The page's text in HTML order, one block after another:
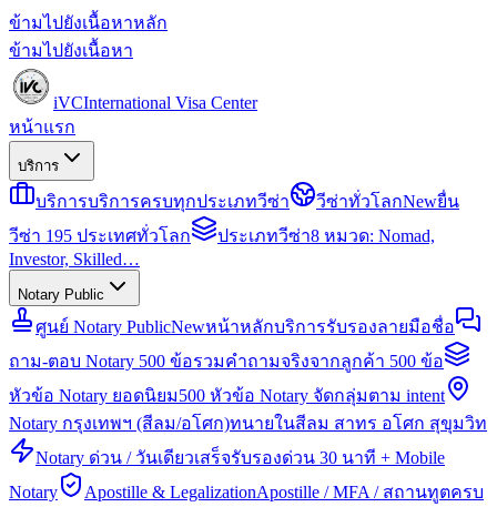
ข้ามไปยังเนื้อหาหลัก
ข้ามไปยังเนื้อหา
iVCInternational Visa Center
หน้าแรก
บริการ
บริการบริการครบทุกประเภทวีซ่า วีซ่าทั่วโลกNewยื่น
วีซ่า 195 ประเทศทั่วโลก
ประเภทวีซ่า8 หมวด: Nomad,
Investor, Skilled…
Notary Public
ศูนย์ Notary PublicNewหน้าหลักบริการรับรองลายมือชื่อ
ถาม-ตอบ Notary 500 ข้อรวมคำถามจริงจากลูกค้า 500 ข้อ
หัวข้อ Notary ยอดนิยม500 หัวข้อ Notary จัดกลุ่มตาม intent
Notary กรุงเทพฯ (สีลม/อโศก)ทนายในสีลม สาทร อโศก สุขุมวิท
Notary ด่วน / วันเดียวเสร็จรับรองด่วน 30 นาที + Mobile
Notary
Apostille & LegalizationApostille / MFA / สถานทูตครบ